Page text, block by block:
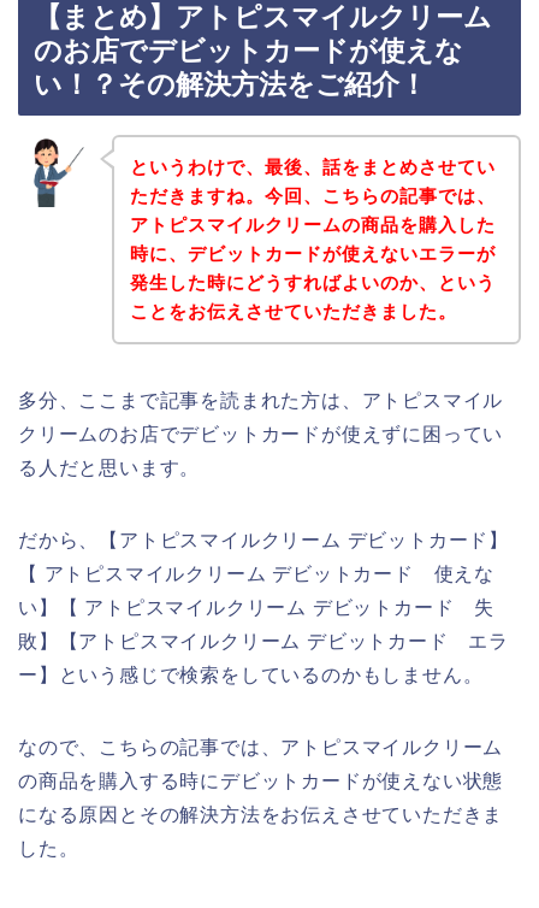
【まとめ】アトピスマイルクリーム
のお店でデビットカードが使えな
い！？その解決方法をご紹介！
というわけで、最後、話をまとめさせてい
ただきますね。今回、こちらの記事では、
アトピスマイルクリームの商品を購入した
時に、デビットカードが使えないエラーが
発生した時にどうすればよいのか、という
ことをお伝えさせていただきました。
多分、ここまで記事を読まれた方は、アトピスマイル
クリームのお店でデビットカードが使えずに困ってい
る人だと思います。
だから、【アトピスマイルクリーム デビットカード】
【 アトピスマイルクリーム デビットカード 使えな
い】【 アトピスマイルクリーム デビットカード 失
敗】【アトピスマイルクリーム デビットカード エラ
ー】という感じで検索をしているのかもしません。
なので、こちらの記事では、アトピスマイルクリーム
の商品を購入する時にデビットカードが使えない状態
になる原因とその解決方法をお伝えさせていただきま
した。